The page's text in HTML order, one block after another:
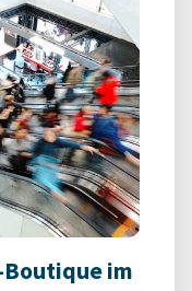
im